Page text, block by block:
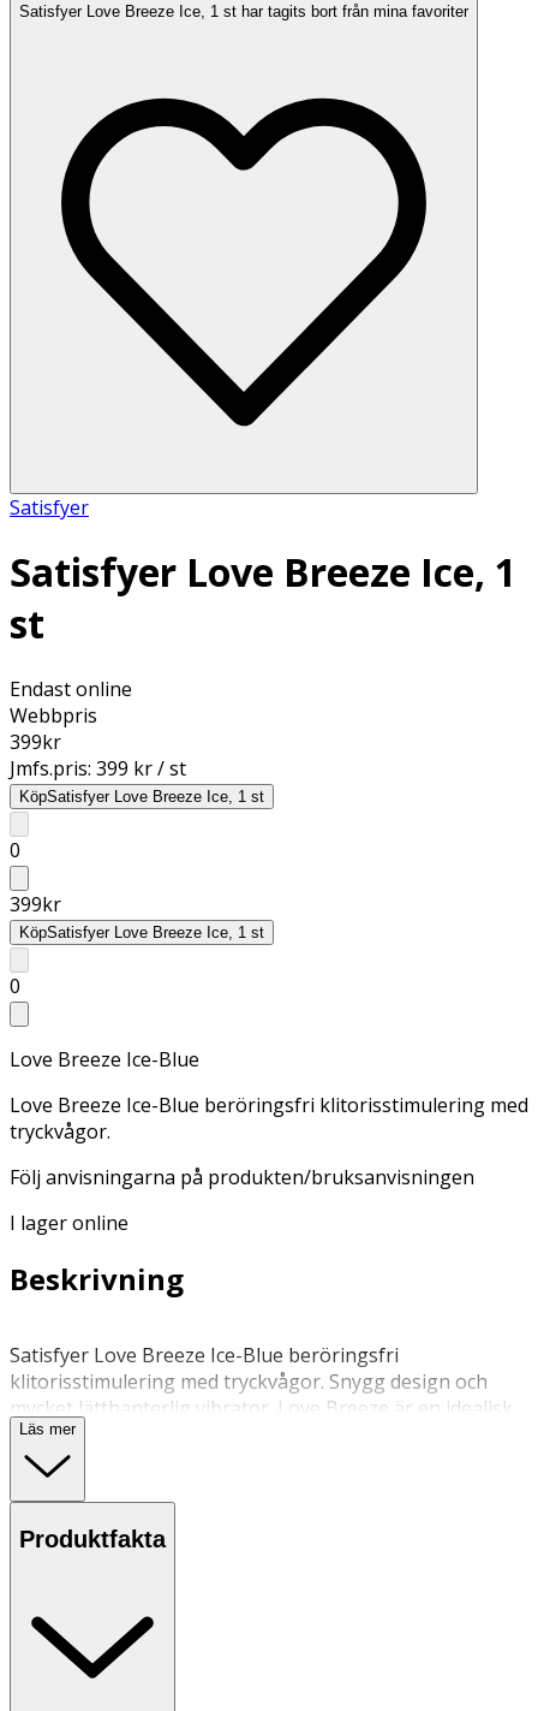
Satisfyer Love Breeze Ice, 1 st har tagits bort från mina favoriter
Satisfyer
Satisfyer Love Breeze Ice, 1
st
Endast online
Webbpris
399kr
Jmfs.pris: 399 kr / st
KöpSatisfyer Love Breeze Ice, 1 st
0
399kr
KöpSatisfyer Love Breeze Ice, 1 st
0
Love Breeze Ice-Blue
Love Breeze Ice-Blue beröringsfri klitorisstimulering med
tryckvågor.
Följ anvisningarna på produkten/bruksanvisningen
I lager online
Beskrivning
Satisfyer Love Breeze Ice-Blue beröringsfri
klitorisstimulering med tryckvågor. Snygg design och
mycket lätthanterlig vibrator. Love Breeze är en idealisk
tryckvågsvibrator att ta med på resor, smidig och enkel
att förvara i en handväska. Med en sensuell kombination
klitoris utan direktkontakt med 11 olika styrkor, vilka
bekvämt kan styras via den intuitiva styrenheten.
Breeze stimuleringsdel som omsluter klitoris är tillverkat
av 100 % supermjukt och hygieniskt kroppssäkert silikon.
Produkten är uppladdningsbar och när vibrationerna
Läs mer
Produktfakta